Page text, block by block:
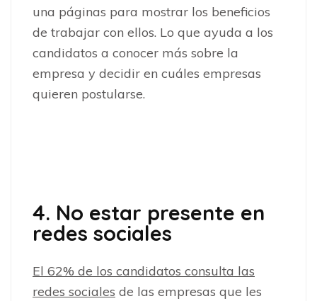
una páginas para mostrar los beneficios
de trabajar con ellos. Lo que ayuda a los
candidatos a conocer más sobre la
empresa y decidir en cuáles empresas
quieren postularse.
4. No estar presente en
redes sociales
El 62% de los candidatos consulta las
redes sociales de las empresas que les